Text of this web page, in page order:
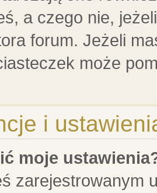
a czego nie,
forum. Jeżeli
może
i
moje
zarejestrowanym